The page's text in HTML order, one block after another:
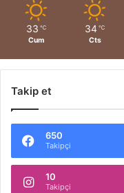
33 ℃
Cum
34 ℃
Cts
Takip et
650
Takipçi
10
Takipçi